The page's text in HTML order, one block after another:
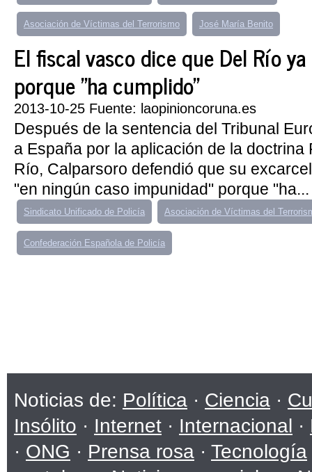
Asociación de Víctimas del Terrorismo José María Benito
El fiscal vasco dice que Del Río
porque "ha cumplido"
2013-10-25 Fuente: laopinioncoruna.es
Después de la sentencia del Tribunal
a España por la aplicación de la doctrina
Río, Calparsoro defendió que su
"en ningún caso impunidad" porque "ha...
Sindicato Unificado de Policía Asociación de Víctimas del
Confederación Española de Policía
Noticias de: Política · Ciencia ·
Insólito · Internet · Internacional ·
· ONG · Prensa rosa · Tecnología